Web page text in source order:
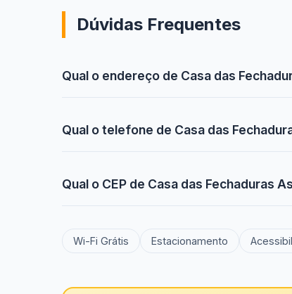
Dúvidas Frequentes
Qual o endereço de Casa das
Qual o telefone de Casa das
Qual o CEP de Casa das Fechaduras
Wi-Fi Grátis Estacionamento